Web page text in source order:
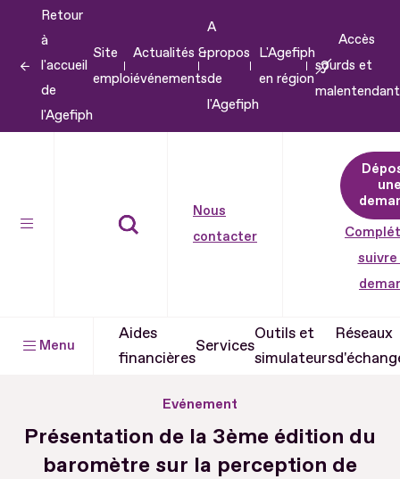
contenu
Retour
à
l'accueil
de
l'Agefiph
Site
emploi
Actualités &
événements
A
propos
de
l'Agefiph
L'Agefiph
en région
Accès
sourds et
Nous
contacter
suivre
Menu
Aides
financières
Services
Outils et
simulateurs
Réseaux
Evénement
Présentation de la 3ème édition du
baromètre sur la perception de